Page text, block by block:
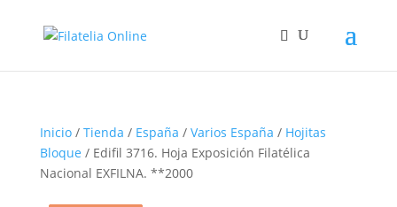
Inicio/ Tienda / España / Varios España / Hojitas
Bloque / Edifil 3716. Hoja Exposición Filatélica
Nacional EXFILNA. **2000